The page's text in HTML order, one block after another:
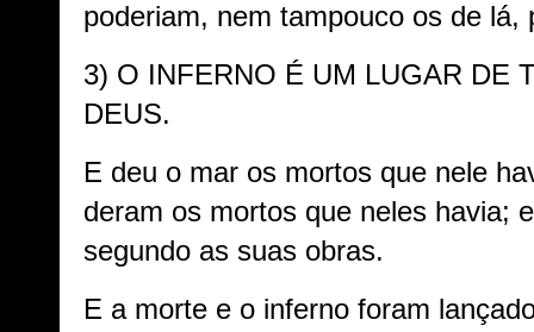
poderiam, nem tampouco os de
3) O INFERNO É UM LUGAR DE
DEUS.
E deu o mar os mortos que nele
deram os mortos que neles havia;
segundo as suas obras.
E a morte e o inferno foram